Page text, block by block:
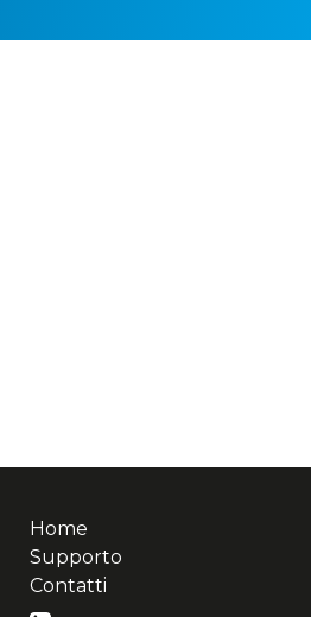
Home
Supporto
Contatti